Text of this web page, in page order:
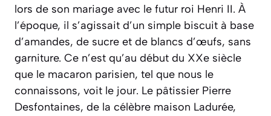
lors de son mariage avec le futur roi Henri II. À
l’époque, il s’agissait d’un simple biscuit à base
d’amandes, de sucre et de blancs d’œufs, sans
garniture. Ce n’est qu’au début du XXe siècle
que le macaron parisien, tel que nous le
connaissons, voit le jour. Le pâtissier Pierre
Desfontaines, de la célèbre maison Ladurée,